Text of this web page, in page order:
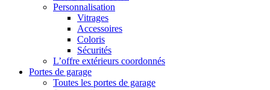
Personnalisation
Vitrages
Accessoires
Coloris
Sécurités
L’offre extérieurs coordonnés
Portes de garage
Toutes les portes de garage